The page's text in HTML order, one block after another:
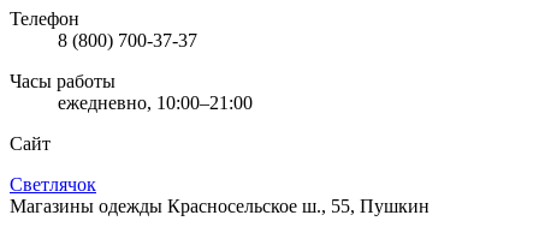
Телефон
8 (800) 700-37-37
Часы работы
ежедневно, 10:00–21:00
Сайт
Светлячок
Магазины одежды Красносельское ш., 55, Пушкин